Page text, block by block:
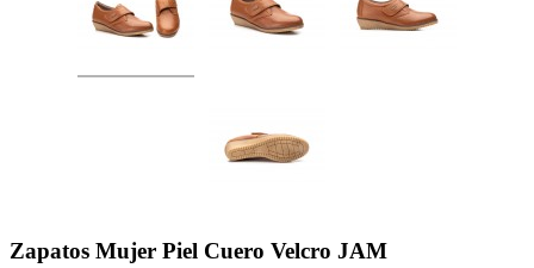
Zapatos Mujer Piel Cuero Velcro JAM